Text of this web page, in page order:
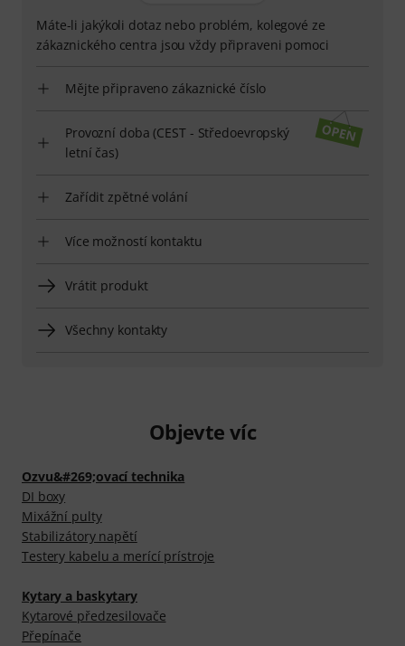
Máte-li jakýkoli dotaz nebo problém, kolegové ze
zákaznického centra jsou vždy připraveni pomoci
Mějte připraveno zákaznické číslo
Provozní doba (CEST - Středoevropský
letní čas)
Zařídit zpětné volání
Více možností kontaktu
Vrátit produkt
Všechny kontakty
Objevte víc
Ozvu&#269;ovací technika
DI boxy
Mixážní pulty
Stabilizátory napětí
Testery kabelu a merící prístroje
Kytary a baskytary
Kytarové předzesilovače
Přepínače